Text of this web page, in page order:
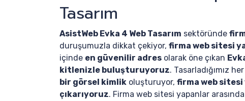
Tasarım
AsistWeb Evka 4 Web Tasarım sektöründe
duruşumuzla dikkat çekiyor, firma web sitesi
içinde en güvenilir adres olarak öne çıkan
kitlenizle buluşturuyoruz. Tasarladığımız
bir görsel kimlik oluşturuyor, firma web sitesi
çıkarıyoruz. Firma web sitesi yapanlar arasında